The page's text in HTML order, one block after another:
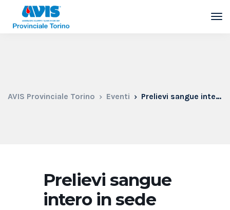
AVIS Provinciale Torino Eventi Prelievi sangue intero in sede
Prelievi sangue
intero in sede